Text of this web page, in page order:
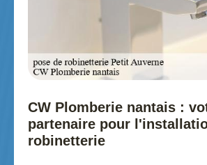
CW Plomberie nantais :
partenaire pour
robinetterie